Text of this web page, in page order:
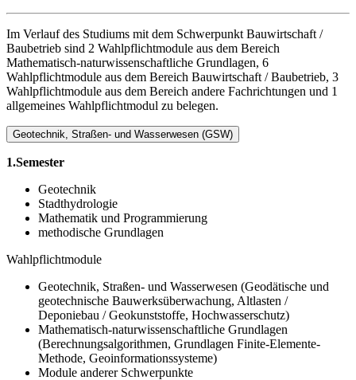
Im Verlauf des Studiums mit dem Schwerpunkt Bauwirtschaft /
Baubetrieb sind 2 Wahlpflichtmodule aus dem Bereich
Mathematisch-naturwissenschaftliche Grundlagen, 6
Wahlpflichtmodule aus dem Bereich Bauwirtschaft / Baubetrieb, 3
Wahlpflichtmodule aus dem Bereich andere Fachrichtungen und 1
allgemeines Wahlpflichtmodul zu belegen.
Geotechnik, Straßen- und Wasserwesen (GSW)
1.Semester
Geotechnik
Stadthydrologie
Mathematik und Programmierung
methodische Grundlagen
Wahlpflichtmodule
Geotechnik, Straßen- und Wasserwesen (Geodätische und
geotechnische Bauwerksüberwachung, Altlasten /
Deponiebau / Geokunststoffe, Hochwasserschutz)
Mathematisch-naturwissenschaftliche Grundlagen
(Berechnungsalgorithmen, Grundlagen Finite-Elemente-
Methode, Geoinformationssysteme)
Module anderer Schwerpunkte